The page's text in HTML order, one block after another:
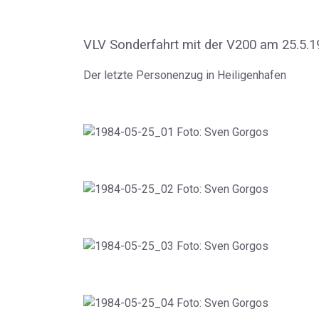
VLV Sonderfahrt mit der V200 am
Der letzte Personenzug in Heiligenhafen